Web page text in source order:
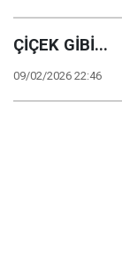
ÇİÇEK GİBİ...
09/02/2026 22:46